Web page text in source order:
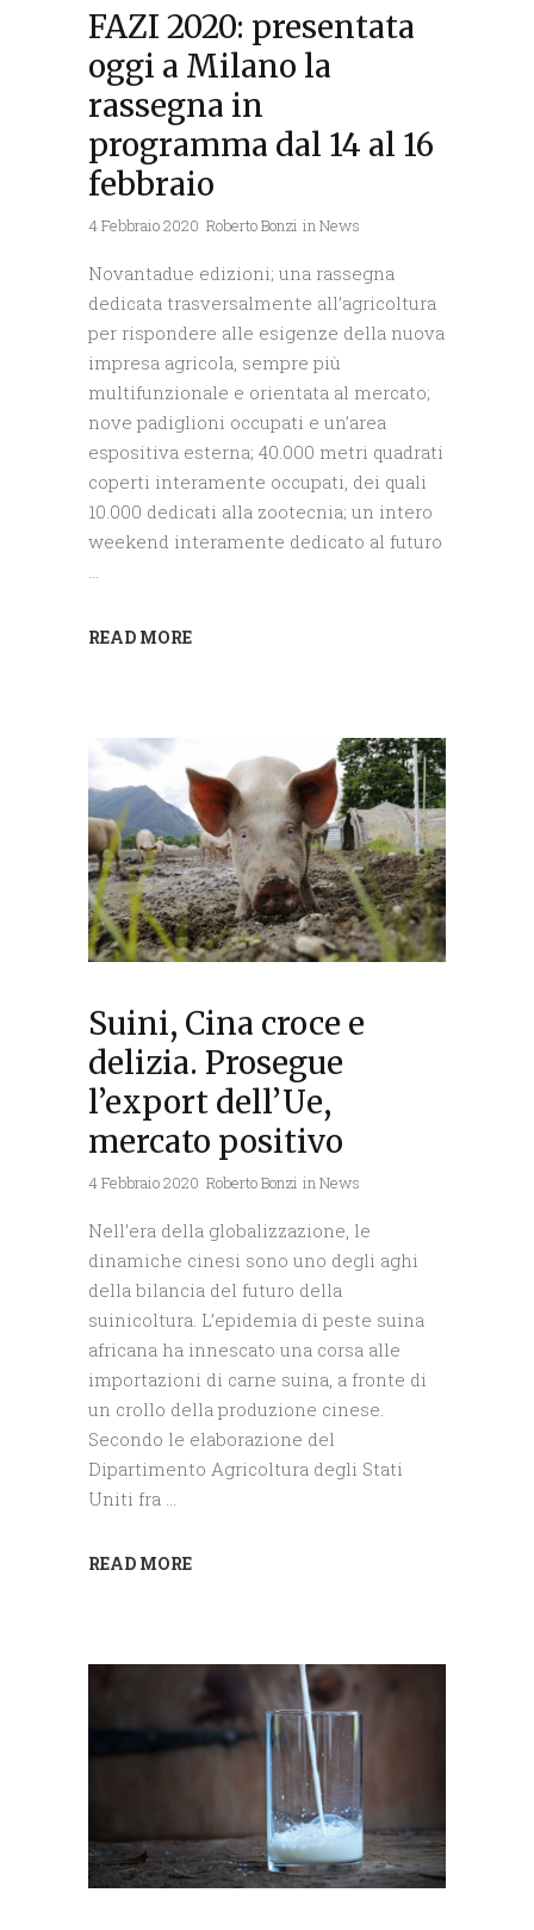
FAZI 2020: presentata
oggi a Milano la
rassegna in
programma dal 14 al 16
febbraio
4 Febbraio 2020 Roberto Bonzi inNews
Novantadue edizioni; una rassegna
dedicata trasversalmente all’agricoltura
per rispondere alle esigenze della nuova
impresa agricola, sempre più
multifunzionale e orientata al mercato;
nove padiglioni occupati e un’area
espositiva esterna; 40.000 metri quadrati
coperti interamente occupati, dei quali
10.000 dedicati alla zootecnia; un intero
weekend interamente dedicato al futuro
READ MORE
Suini, Cina croce e
delizia. Prosegue
l’export dell’Ue,
mercato positivo
4 Febbraio 2020 Roberto Bonzi in News
Nell’era della globalizzazione, le
dinamiche cinesi sono uno degli aghi
della bilancia del futuro della
suinicoltura. L’epidemia di peste suina
africana ha innescato una corsa alle
importazioni di carne suina, a fronte di
un crollo della produzione cinese.
Secondo le elaborazione del
Dipartimento Agricoltura degli Stati
Uniti fra
READ MORE